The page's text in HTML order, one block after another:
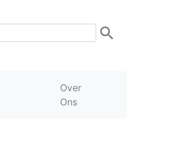
Over
Ons